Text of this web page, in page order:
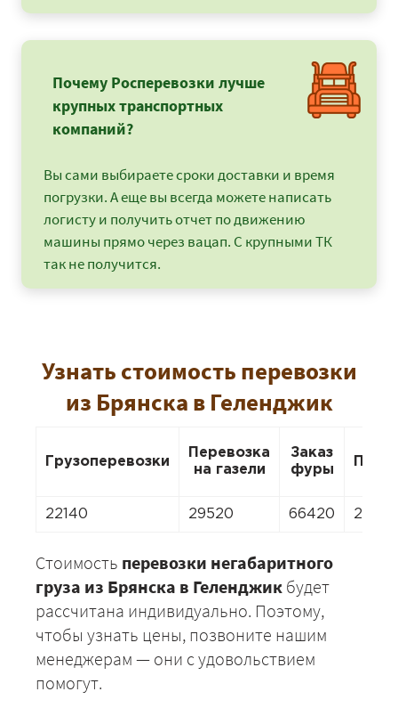
Почему Росперевозки лучше
крупных транспортных
компаний?
Вы сами выбираете сроки доставки и время
погрузки. А еще вы всегда можете написать
логисту и получить отчет по движению
машины прямо через вацап. С крупными ТК
так не получится.
Узнать стоимость перевозки
из Брянска в Геленджик
Грузоперевозки
Перевозка
на газели
Заказ
фуры
22140 29520 66420
Стоимость перевозки негабаритного
груза из Брянска в Геленджик будет
рассчитана индивидуально. Поэтому,
чтобы узнать цены, позвоните нашим
менеджерам — они с удовольствием
помогут.